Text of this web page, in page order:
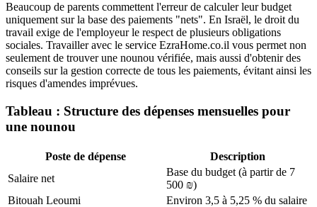
Beaucoup de parents commettent l'erreur de calculer leur budget
uniquement sur la base des paiements "nets". En Israël, le droit du
travail exige de l'employeur le respect de plusieurs obligations
sociales. Travailler avec le service EzraHome.co.il vous permet non
seulement de trouver une nounou vérifiée, mais aussi d'obtenir des
conseils sur la gestion correcte de tous les paiements, évitant ainsi les
risques d'amendes imprévues.
Tableau : Structure des dépenses mensuelles pour
une nounou
Poste de dépense
Description
Salaire net
Base du budget (à partir de 7
500 ₪)
Bitouah Leoumi
Environ 3,5 à 5,25 % du salaire